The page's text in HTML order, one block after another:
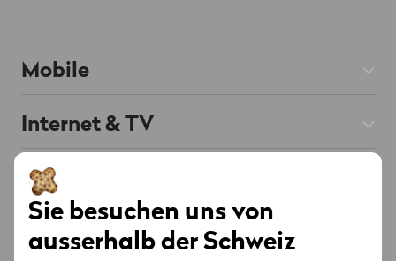
Mobile
Mobile Abos
Prepaid
Roaming & Ausland
Internet & TV
Internet Abos
TV Abos
Festnetz
Hilfe
Mobile & Roaming
Über Wingo
Sie besuchen uns von
ausserhalb der Schweiz
Chat